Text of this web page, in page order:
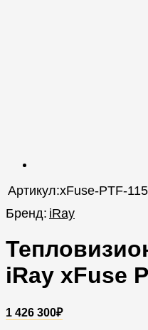
Артикул:xFuse-PTF-
Бренд: iRay
iRay xFuse
1 426 300₽